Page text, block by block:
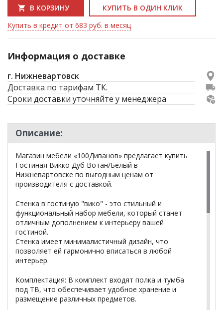
В КОРЗИНУ
КУПИТЬ В ОДИН КЛИК
Купить в кредит от 683 руб. в месяц
Информация о доставке
г. Нижневартовск
Доставка по тарифам ТК.
Сроки доставки уточняйте у менеджера
Описание:
Магазин мебели «100Диванов» предлагает купить
Гостиная Викко Дуб Вотан/Белый в
Нижневартовске по выгодным ценам от
производителя с доставкой.
Стенка в гостиную "вико" - это стильный и
функциональный набор мебели, который станет
отличным дополнением к интерьеру вашей
гостиной.
Стенка имеет минималистичный дизайн, что
позволяет ей гармонично вписаться в любой
интерьер.
Комплектация: В комплект входят полка и тумба
под ТВ, что обеспечивает удобное хранение и
размещение различных предметов.